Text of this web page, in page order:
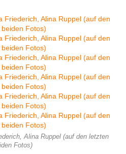
Alina Ruppel (auf den letzten
Fotos)